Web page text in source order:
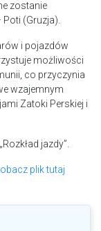
zostanie
(Gruzja).
i pojazdów
możliwości
co przyczynia
wzajemnym
Zatoki Perskiej i
jazdy”.
plik tutaj